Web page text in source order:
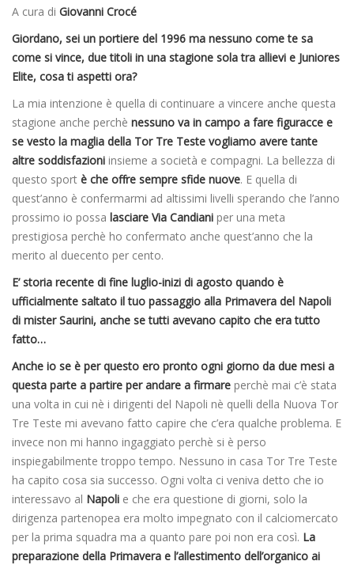
A cura di Giovanni Crocé
Giordano, sei un portiere del 1996 ma nessuno come te sa
come si vince, due titoli in una stagione sola tra allievi e Juniores
Elite, cosa ti aspetti ora?
La mia intenzione è quella di continuare a vincere anche questa
stagione anche perchè nessuno va in campo a fare figuracce e
se vesto la maglia della Tor Tre Teste vogliamo avere tante
altre soddisfazioni insieme a società e compagni. La bellezza di
questo sport è che offre sempre sfide nuove. E quella di
quest’anno è confermarmi ad altissimi livelli sperando che l’anno
prossimo io possa lasciare Via Candiani per una meta
prestigiosa perchè ho confermato anche quest’anno che la
merito al duecento per cento.
E’ storia recente di fine luglio-inizi di agosto quando è
ufficialmente saltato il tuo passaggio alla Primavera del Napoli
di mister Saurini, anche se tutti avevano capito che era tutto
fatto…
Anche io se è per questo ero pronto ogni giorno da due mesi a
questa parte a partire per andare a firmare perchè mai c’è stata
una volta in cui nè i dirigenti del Napoli nè quelli della Nuova Tor
Tre Teste mi avevano fatto capire che c’era qualche problema. E
invece non mi hanno ingaggiato perchè si è perso
inspiegabilmente troppo tempo. Nessuno in casa Tor Tre Teste
ha capito cosa sia successo. Ogni volta ci veniva detto che io
interessavo al Napoli e che era questione di giorni, solo la
dirigenza partenopea era molto impegnato con il calciomercato
per la prima squadra ma a quanto pare poi non era così. La
preparazione della Primavera e l’allestimento dell’organico ai